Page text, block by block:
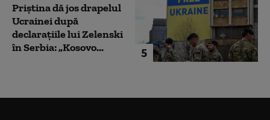
5
Priștina dă jos drapelul
Ucrainei după
declarațiile lui Zelenski
în Serbia: „Kosovo...